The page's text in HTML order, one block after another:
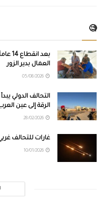
🧐
بعد
العمال بدير الزور
التحالف الدولي
الرقة إلى عين
غارات للتحالف